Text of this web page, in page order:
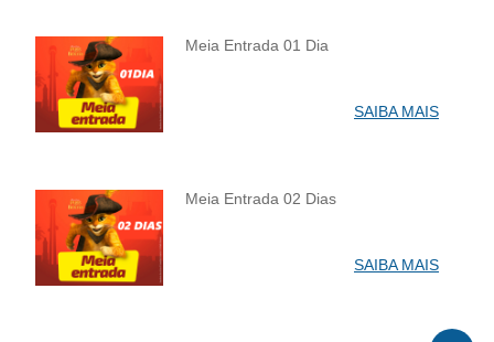
INFO
Meia Entrada 01 Dia
SAIBA MAIS
INFO
Meia Entrada 02 Dias
SAIBA MAIS